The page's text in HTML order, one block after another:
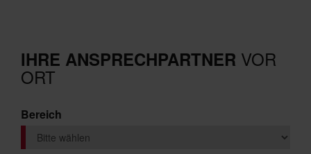
IHRE ANSPRECHPARTNER VOR
ORT
Bereich